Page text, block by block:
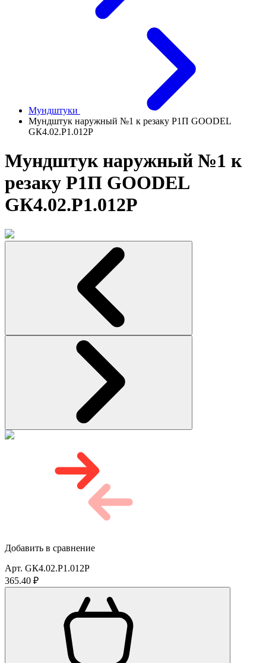
Мундштуки
Мундштук наружный №1 к резаку Р1П GOODEL
GК4.02.Р1.012P
Мундштук наружный №1 к
резаку Р1П GOODEL
GК4.02.Р1.012P
Добавить в сравнение
Арт. GК4.02.Р1.012P
365.40 ₽